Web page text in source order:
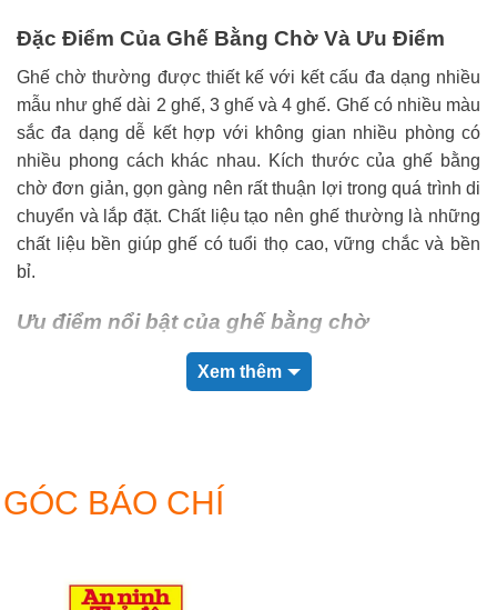
Đặc Điểm Của Ghế Bằng Chờ Và Ưu Điểm
Ghế chờ thường được thiết kế với kết cấu đa dạng nhiều
mẫu như ghế dài 2 ghế, 3 ghế và 4 ghế. Ghế có nhiều màu
sắc đa dạng dễ kết hợp với không gian nhiều phòng có
nhiều phong cách khác nhau. Kích thước của ghế bằng
chờ đơn giản, gọn gàng nên rất thuận lợi trong quá trình di
chuyển và lắp đặt. Chất liệu tạo nên ghế thường là những
chất liệu bền giúp ghế có tuổi thọ cao, vững chắc và bền
bỉ.
Ưu điểm nổi bật của ghế bằng chờ
Màu sắc đa dạng thu hút dễ dàng kết hợp với nhiều phong
cách nội thất khác nhau.
Tuổi thọ và độ bền cao, ghế có thể chịu sự thay đổi của
Ghế bằng chờ dễ vệ sinh, lau dọn và không dễ bám bẩn.
Xem thêm
GÓC BÁO CHÍ